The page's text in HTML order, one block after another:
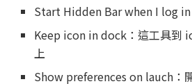
Start Hidden Bar when I log
Keep icon in dock：這工具到
上
Show preferences on lauch：